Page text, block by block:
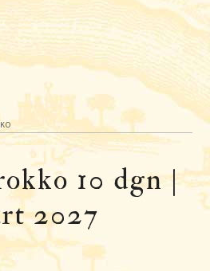
10 dgn |
2027